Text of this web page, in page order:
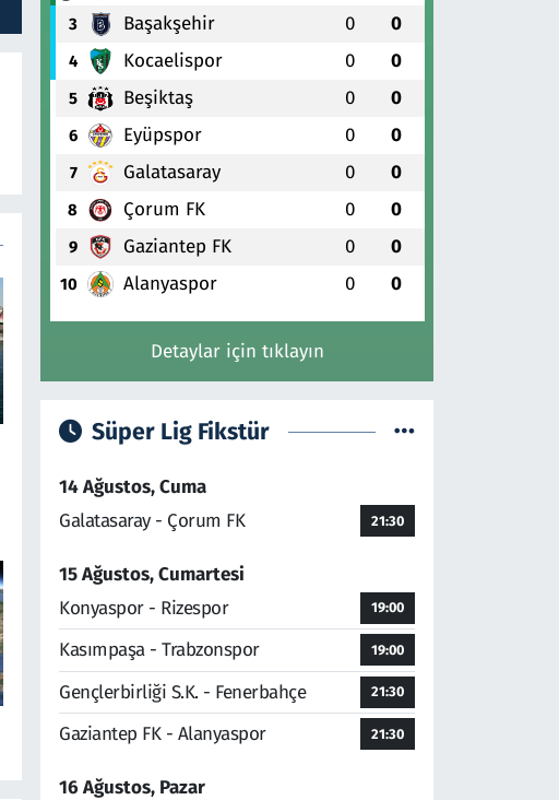
3 Başakşehir 0 0
4 Kocaelispor 0 0
5 Beşiktaş 0 0
6 Eyüpspor 0 0
7 Galatasaray 0 0
8 Çorum FK 0 0
9 Gaziantep FK 0 0
10 Alanyaspor 0 0
Detaylar için tıklayın
Süper Lig Fikstür
14 Ağustos, Cuma
Galatasaray - Çorum FK
21:30
15 Ağustos, Cumartesi
Konyaspor - Rizespor
19:00
Kasımpaşa - Trabzonspor 19:00
Gençlerbirliği S.K. - Fenerbahçe 21:30
Gaziantep FK - Alanyaspor 21:30
16 Ağustos, Pazar